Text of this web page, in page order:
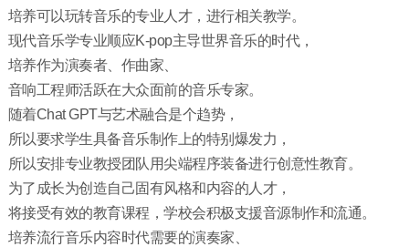
培养可以玩转音乐的专业人才，进行相关教学。
现代音乐学专业顺应K-pop主导世界音乐的时代，
培养作为演奏者、作曲家、
音响工程师活跃在大众面前的音乐专家。
随着Chat GPT与艺术融合是个趋势，
所以要求学生具备音乐制作上的特别爆发力，
所以安排专业教授团队用尖端程序装备进行创意性教育。
为了成长为创造自己固有风格和内容的人才，
将接受有效的教育课程，学校会积极支援音源制作和流通。
培养流行音乐内容时代需要的演奏家、